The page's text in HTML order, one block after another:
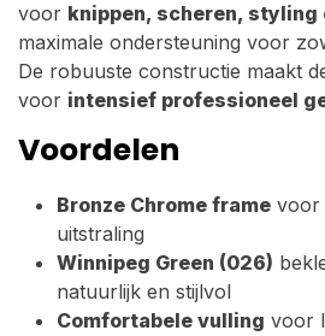
voor knippen, scheren, styling
maximale ondersteuning voor
De robuuste constructie maakt
voor intensief professioneel
Voordelen
Bronze Chrome frame voor
uitstraling
Winnipeg Green (026)
natuurlijk en stijlvol
Comfortabele vulling voor